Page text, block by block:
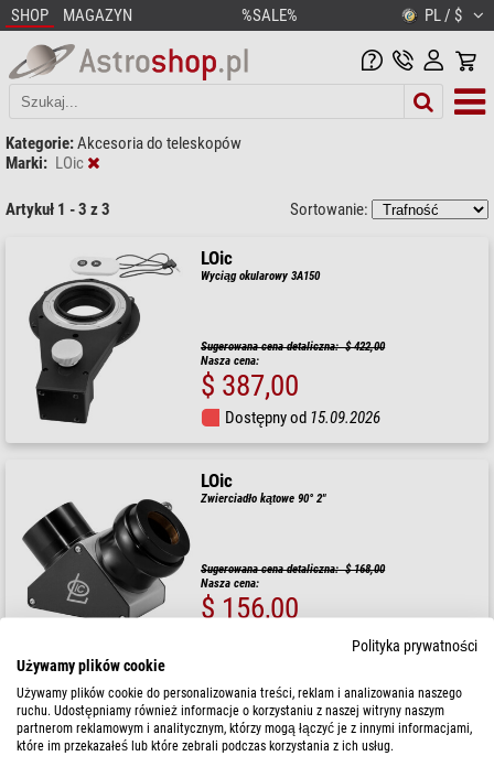
SHOP MAGAZYN %SALE% PL / $
Kategorie:Akcesoria do teleskopów
Marki: LOic
Artykuł 1 - 3 z 3 Sortowanie:
LOic
Wyciąg okularowy 3A150
Sugerowana cena detaliczna: $ 422,00
Nasza cena:
$ 387,00
Dostępny od 15.09.2026
LOic
Zwierciadło kątowe 90° 2"
Sugerowana cena detaliczna: $ 168,00
Nasza cena:
$ 156,00
15.11.2026
LOic
Szukacz 9x50
Polityka prywatności
Używamy plików cookie
Używamy plików cookie do personalizowania treści, reklam i analizowania naszego
ruchu. Udostępniamy również informacje o korzystaniu z naszej witryny naszym
partnerom reklamowym i analitycznym, którzy mogą łączyć je z innymi informacjami,
które im przekazałeś lub które zebrali podczas korzystania z ich usług.